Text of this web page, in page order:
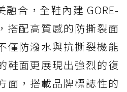
合，全鞋內建 GORE-
搭配高質感的防撕裂面
僅防潑水與抗撕裂機能
鞋面更展現出強烈的復
面，搭載品牌標誌性的